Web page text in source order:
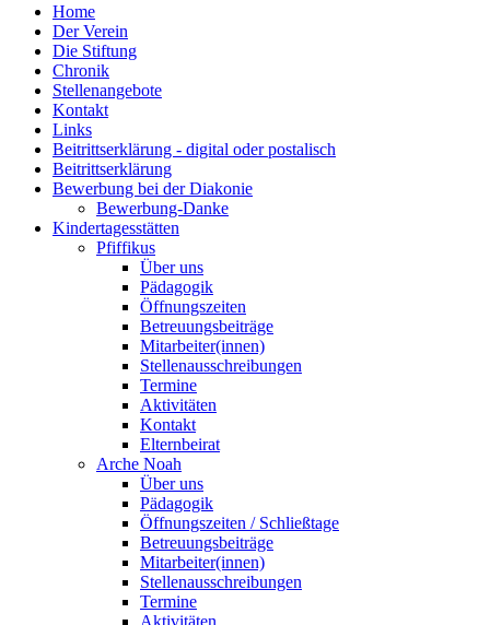
Home
Der Verein
Die Stiftung
Chronik
Stellenangebote
Kontakt
Links
Beitrittserklärung - digital oder postalisch
Beitrittserklärung
Bewerbung bei der Diakonie
Bewerbung-Danke
Kindertagesstätten
Pfiffikus
Über uns
Pädagogik
Öffnungszeiten
Betreuungsbeiträge
Mitarbeiter(innen)
Stellenausschreibungen
Termine
Aktivitäten
Kontakt
Elternbeirat
Arche Noah
Über uns
Pädagogik
Öffnungszeiten / Schließtage
Betreuungsbeiträge
Mitarbeiter(innen)
Stellenausschreibungen
Termine
Aktivitäten